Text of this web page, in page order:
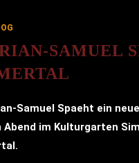
SAMUEL
Samuel Spaeht ein
Abend im Kulturgarten